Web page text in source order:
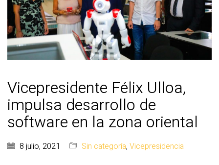
Vicepresidente Félix Ulloa,
impulsa desarrollo de
software en la zona oriental
8 julio, 2021 Sin categoría, Vicepresidencia